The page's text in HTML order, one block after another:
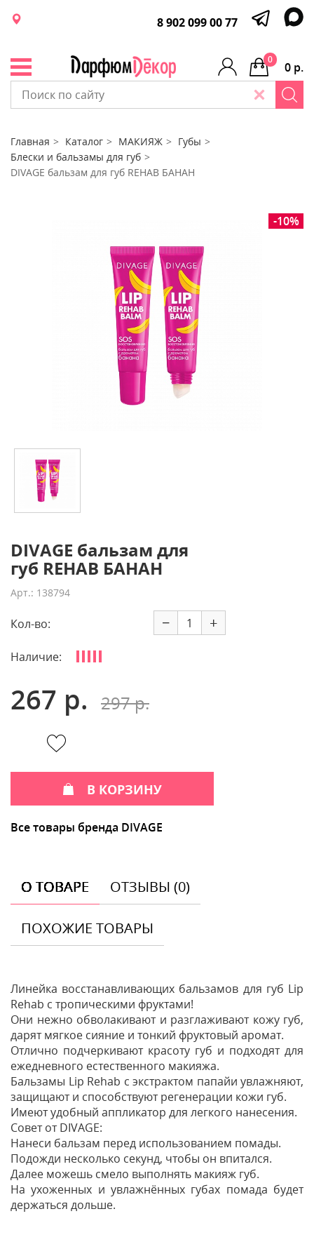
8 902 099 00 77
0 р.
0
Главная Каталог МАКИЯЖ
Губы
Блески и бальзамы для губ
DIVAGE бальзам для губ REHAB БАНАН
-10%
DIVAGE бальзам для
губ REHAB БАНАН
Арт.: 138794
Кол-во: − +
Наличие:
267 р. 297 р.
В КОРЗИНУ
Все товары бренда DIVAGE
О ТОВАРЕ ОТЗЫВЫ (0)
ПОХОЖИЕ ТОВАРЫ
Линейка восстанавливающих бальзамов для губ Lip
Rehab с тропическими фруктами!
Они нежно обволакивают и разглаживают кожу губ,
дарят мягкое сияние и тонкий фруктовый аромат.
Отлично подчеркивают красоту губ и подходят для
ежедневного естественного макияжа.
Бальзамы Lip Rehab с экстрактом папайи увлажняют,
защищают и способствуют регенерации кожи губ.
Имеют удобный аппликатор для легкого нанесения.
Совет от DIVAGE:
Нанеси бальзам перед использованием помады.
Подожди несколько секунд, чтобы он впитался.
Далее можешь смело выполнять макияж губ.
На ухоженных и увлажнённых губах помада будет
держаться дольше.